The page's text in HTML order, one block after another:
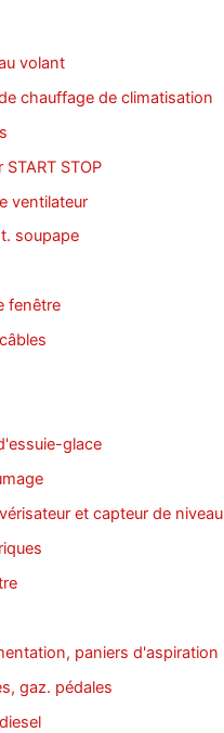
volant
chauffage de climatisation
STOP
ventilateur
soupape
fenêtre
glace
et capteur de niveau
paniers d'aspiration
gaz. pédales